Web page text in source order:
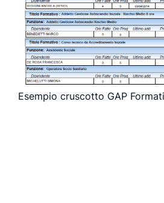
Esempio cruscotto GAP